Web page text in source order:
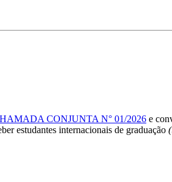
CONJUNTA N° 01/2026 e
estudantes internacionais de graduação